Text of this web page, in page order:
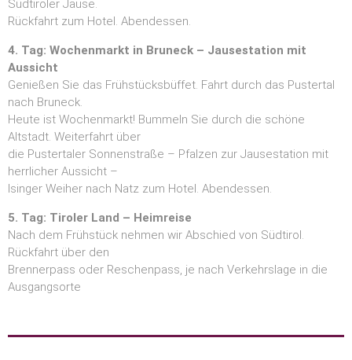
Südtiroler Jause.
Rückfahrt zum Hotel. Abendessen.
4. Tag: Wochenmarkt in Bruneck – Jausestation mit
Aussicht
Genießen Sie das Frühstücksbüffet. Fahrt durch das Pustertal
nach Bruneck.
Heute ist Wochenmarkt! Bummeln Sie durch die schöne
Altstadt. Weiterfahrt über
die Pustertaler Sonnenstraße – Pfalzen zur Jausestation mit
herrlicher Aussicht –
Isinger Weiher nach Natz zum Hotel. Abendessen.
5. Tag: Tiroler Land – Heimreise
Nach dem Frühstück nehmen wir Abschied von Südtirol.
Rückfahrt über den
Brennerpass oder Reschenpass, je nach Verkehrslage in die
Ausgangsorte